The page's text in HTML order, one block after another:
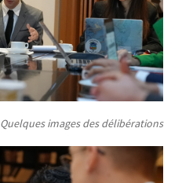
Quelques images des délibérations